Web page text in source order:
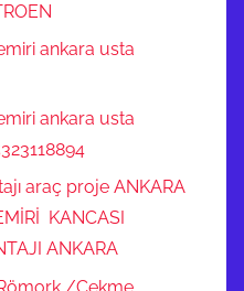
ankara usta
ankara usta
araç proje ANKARA
KANCASI
ANKARA
/Çekme